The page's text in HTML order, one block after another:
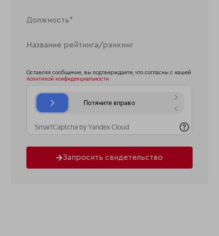
Оставляя сообщение, вы подтверждаете, что согласны с нашей
политикой конфиденциальности
Запросить свидетельство